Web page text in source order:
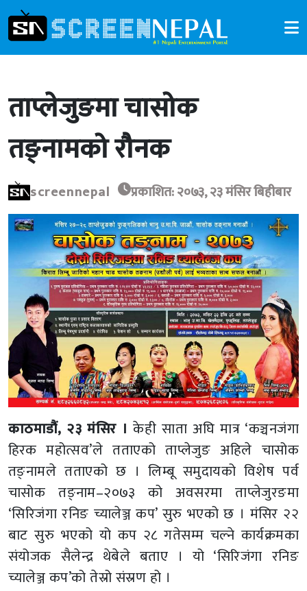
ताप्लेजुङमा चासोक
तङ्नामको रौनक
screennepal प्रकाशित: २०७३, २३ मंसिर बिहीबार
काठमाडौं, २३ मंसिर । केही साता अघि मात्र ‘कञ्चनजंगा
हिरक महोत्सव’ले तताएको ताप्लेजुङ अहिले चासोक
तङ्नामले तताएको छ । लिम्बू समुदायको विशेष पर्व
चासोक तङ्नाम–२०७३ को अवसरमा ताप्लेजुरङमा
‘सिरिजंगा रनिङ च्यालेञ्ज कप’ सुरु भएको छ । मंसिर २२
बाट सुरु भएको यो कप २८ गतेसम्म चल्ने कार्यक्रमका
संयोजक सैलेन्द्र थेबेले बताए । यो ‘सिरिजंगा रनिङ
च्यालेञ्ज कप’को तेस्रो संस्रण हो ।